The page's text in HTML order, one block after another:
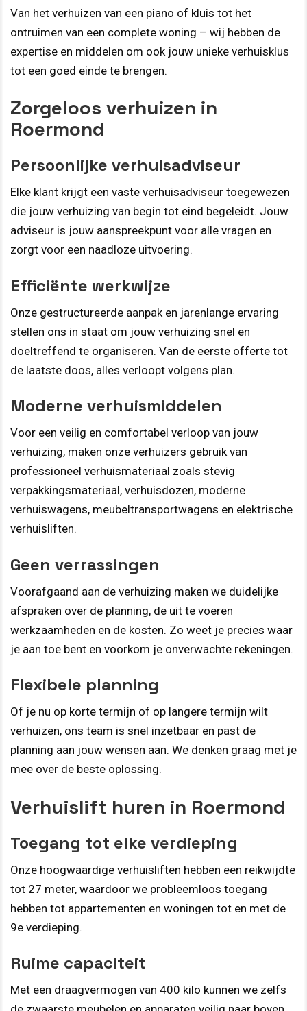
Van het verhuizen van een piano of kluis tot het
ontruimen van een complete woning – wij hebben de
expertise en middelen om ook jouw unieke verhuisklus
tot een goed einde te brengen.
Zorgeloos verhuizen in
Roermond
Persoonlijke verhuisadviseur
Elke klant krijgt een vaste verhuisadviseur toegewezen
die jouw verhuizing van begin tot eind begeleidt. Jouw
adviseur is jouw aanspreekpunt voor alle vragen en
zorgt voor een naadloze uitvoering.
Efficiënte werkwijze
Onze gestructureerde aanpak en jarenlange ervaring
stellen ons in staat om jouw verhuizing snel en
doeltreffend te organiseren. Van de eerste offerte tot
de laatste doos, alles verloopt volgens plan.
Moderne verhuismiddelen
Voor een veilig en comfortabel verloop van jouw
verhuizing, maken onze verhuizers gebruik van
professioneel verhuismateriaal zoals stevig
verpakkingsmateriaal, verhuisdozen, moderne
verhuiswagens, meubeltransportwagens en elektrische
verhuisliften.
Geen verrassingen
Voorafgaand aan de verhuizing maken we duidelijke
afspraken over de planning, de uit te voeren
werkzaamheden en de kosten. Zo weet je precies waar
je aan toe bent en voorkom je onverwachte rekeningen.
Flexibele planning
Of je nu op korte termijn of op langere termijn wilt
verhuizen, ons team is snel inzetbaar en past de
planning aan jouw wensen aan. We denken graag met je
mee over de beste oplossing.
Verhuislift huren in Roermond
Toegang tot elke verdieping
Onze hoogwaardige verhuisliften hebben een reikwijdte
tot 27 meter, waardoor we probleemloos toegang
hebben tot appartementen en woningen tot en met de
9e verdieping.
Ruime capaciteit
Met een draagvermogen van 400 kilo kunnen we zelfs